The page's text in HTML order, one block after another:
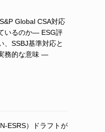
Global CSA対応
いるのか― ESG評
、SSBJ基準対応と
務的な意味 ―
ESRS）ドラフトが